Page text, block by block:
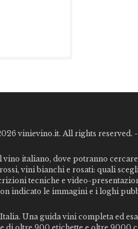
vinievino.it. All rights reserved. -
italiano, dove potranno
vini bianchi e rosati: quali
tecniche e video-
indicato le immagini e i loghi
Una guida vini completa ed